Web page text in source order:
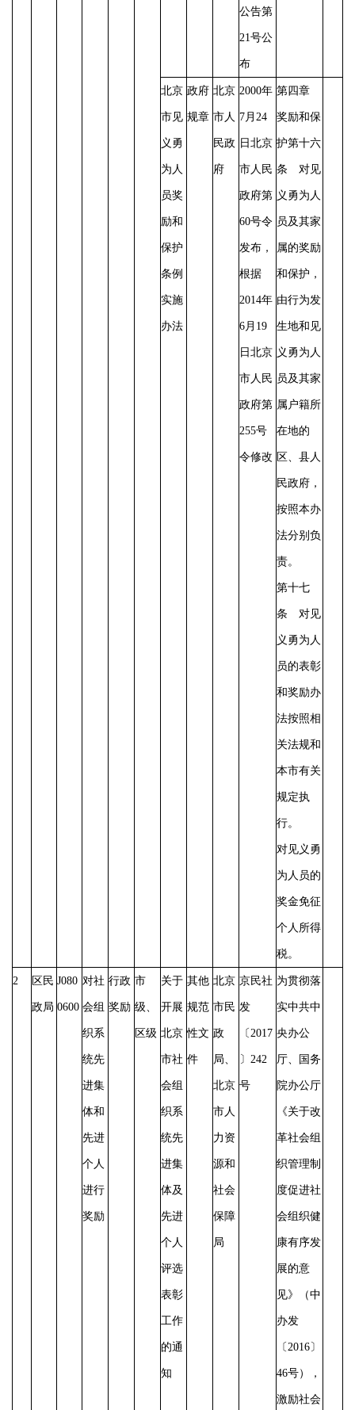
公告第
21号公
布
北京
市见
义勇
为人
员奖
励和
保护
条例
实施
办法
政府
规章
北京
市人
民政
府
2000年
7月24
日北京
市人民
政府第
60号令
发布，
根据
2014年
6月19
日北京
市人民
政府第
255号
令修改
第四章
奖励和保
护第十六
条 对见
义勇为人
员及其家
属的奖励
和保护，
由行为发
生地和见
义勇为人
员及其家
属户籍所
在地的
区、县人
民政府，
按照本办
法分别负
责。
第十七
条 对见
义勇为人
员的表彰
和奖励办
法按照相
关法规和
本市有关
规定执
行。
对见义勇
为人员的
奖金免征
个人所得
税。
2 区民
政局
J080
0600
对社
会组
织系
统先
进集
体和
先进
个人
进行
奖励
行政
奖励
市
级、
区级
关于
开展
北京
市社
会组
织系
统先
进集
体及
先进
个人
评选
表彰
工作
的通
知
其他
规范
性文
件
北京
市民
政
局、
北京
市人
力资
源和
社会
保障
局
京民社
发
〔 2017
〕242
号
为贯彻落
实中共中
央办公
厅、国务
院办公厅
《关于改
革社会组
织管理制
度促进社
会组织健
康有序发
展的意
见》（中
办发
〔 2016〕
46号），
激励社会